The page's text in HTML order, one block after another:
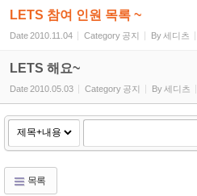
LETS 참여 인원 목록 ~
Date2010.11.04 Category 공지 By세디츠
LETS 해요~
Date2010.05.03 Category 공지 By세디츠
목록